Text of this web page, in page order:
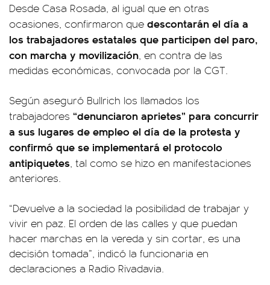
Desde Casa Rosada, al igual que en otras
ocasiones, confirmaron que descontarán el día a
los trabajadores estatales que participen del paro,
con marcha y movilización, en contra de las
medidas económicas, convocada por la CGT.
Según aseguró Bullrich los llamados los
trabajadores “denunciaron aprietes” para concurrir
a sus lugares de empleo el día de la protesta y
confirmó que se implementará el protocolo
antipiquetes, tal como se hizo en manifestaciones
anteriores.
“Devuelve a la sociedad la posibilidad de trabajar y
vivir en paz. El orden de las calles y que puedan
hacer marchas en la vereda y sin cortar, es una
decisión tomada”, indicó la funcionaria en
declaraciones a Radio Rivadavia.